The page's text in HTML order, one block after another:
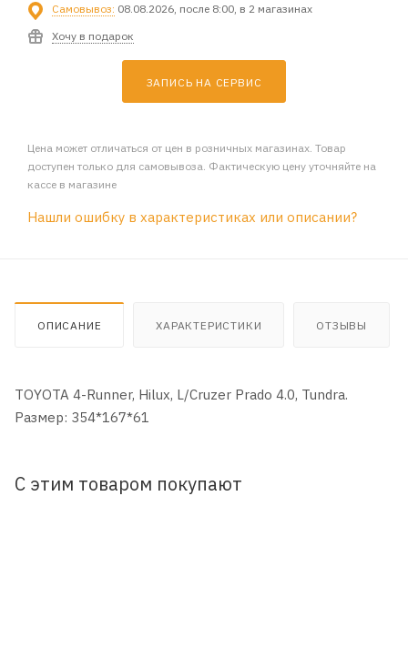
Самовывоз: 08.08.2026, после 8:00, в 2 магазинах
Хочу в подарок
ЗАПИСЬ НА СЕРВИС
Цена может отличаться от цен в розничных магазинах. Товар
доступен только для самовывоза. Фактическую цену уточняйте на
кассе в магазине
Нашли ошибку в характеристиках или описании?
ОПИСАНИЕ ХАРАКТЕРИСТИКИ ОТЗЫВЫ
TOYOTA 4-Runner, Hilux, L/Cruzer Prado 4.0, Tundra.
Размер: 354*167*61
С этим товаром покупают